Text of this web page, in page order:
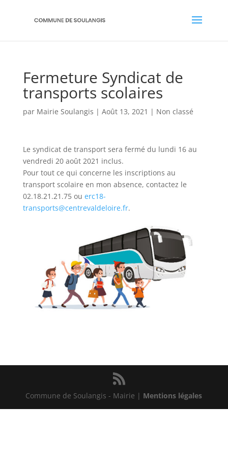
Fermeture Syndicat de
transports scolaires
par Mairie Soulangis | Août 13, 2021 | Non classé
Le syndicat de transport sera fermé du lundi 16 au
vendredi 20 août 2021 inclus.
Pour tout ce qui concerne les inscriptions au
transport scolaire en mon absence, contactez le
02.18.21.21.75 ou erc18-
transports@centrevaldeloire.fr.
Commune de Soulangis - Mairie | Mentions légales